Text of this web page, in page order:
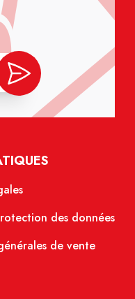
des données
de vente